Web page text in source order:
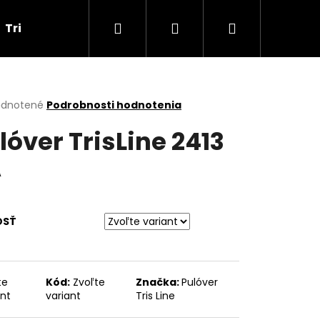
Tričká Darčekové poukážky
Hľadať PrihlásenieNákupný
Podrobnosti hodnotenia
TrisLine 2413
Kód: Zvoľte
variant
Značka:Pulóver
Tris Line